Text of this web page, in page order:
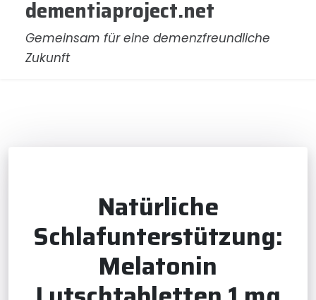
dementiaproject.net
Gemeinsam für eine demenzfreundliche
Zukunft
Natürliche
Schlafunterstützung:
Melatonin